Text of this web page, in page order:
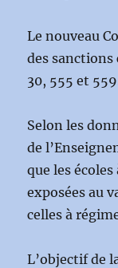
Le nouveau
des sanctions
30, 555 et
Selon les
de
que les
exposées au
celles à
L’objectif de